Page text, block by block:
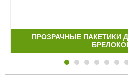
ПРОЗРАЧНЫЕ ПАКЕТИКИ